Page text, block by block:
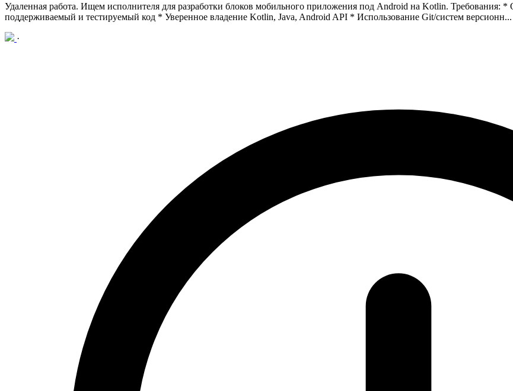
Удаленная работа. Ищем исполнителя для разработки блоков мобильного приложения под Android на Kotlin. Требования: *
поддерживаемый и тестируемый код * Уверенное владение Kotlin, Java, Android API * Использование Git/систем версионн...
·